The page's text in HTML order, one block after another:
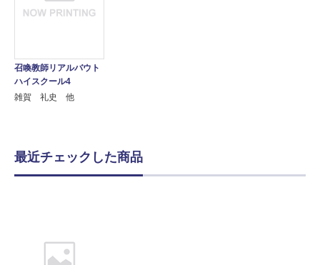
召喚教師リアルバウト
ハイスクール4
雑賀 礼史 他
最近チェックした商品